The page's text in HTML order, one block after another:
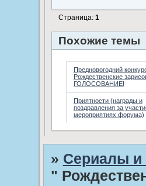
Страница: 1
Похожие темы
Предновогодний
Рождественские
ГОЛОСОВАНИЕ!
Приятности (награды и
поздравления за
мероприятиях форума)
» Сериалы и
"